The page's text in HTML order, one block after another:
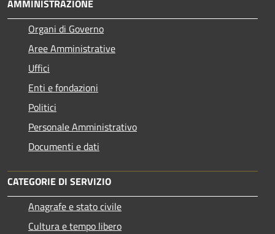
AMMINISTRAZIONE
Organi di Governo
Aree Amministrative
Uffici
Enti e fondazioni
Politici
Personale Amministrativo
Documenti e dati
CATEGORIE DI SERVIZIO
Anagrafe e stato civile
Cultura e tempo libero